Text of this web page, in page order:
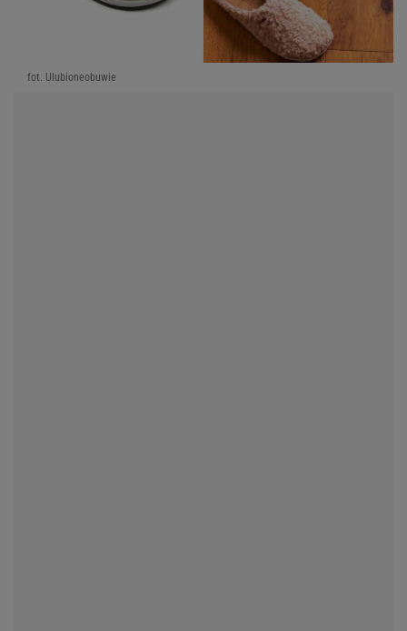
fot. Ulubioneobuwie